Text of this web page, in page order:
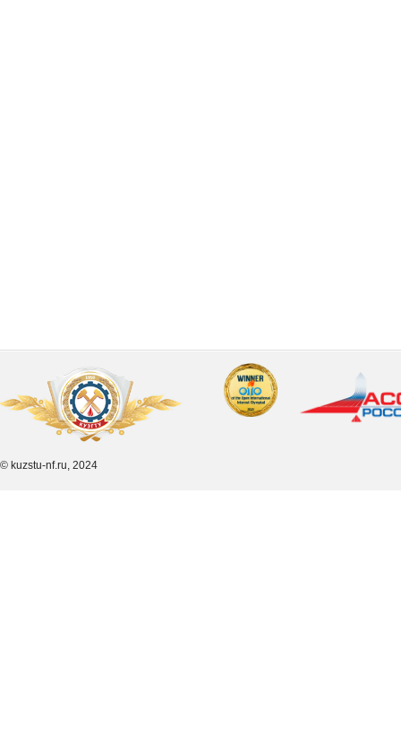
© kuzstu-nf.ru, 2024